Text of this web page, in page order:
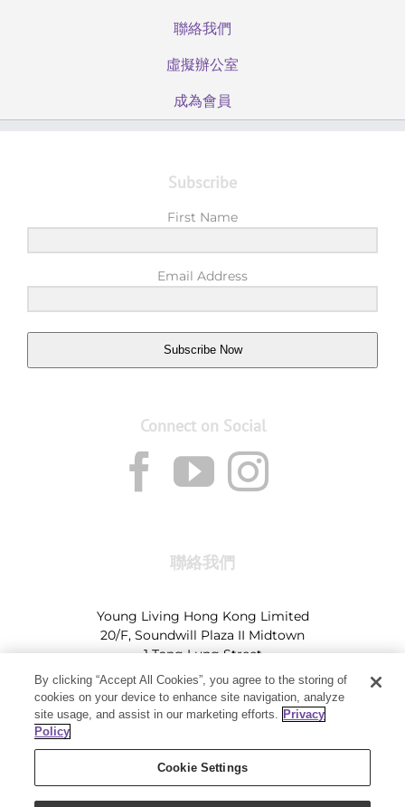
聯絡我們
虛擬辦公室
成為會員
Subscribe
First Name
Email Address
Subscribe Now
Connect on Social
聯絡我們
Young Living Hong Kong Limited
20/F, Soundwill Plaza II Midtown
1 Tang Lung Street
Causeway Bay, Hong Kong (Exit A, Causeway Bay
Station)
Tel:
+852-2897-5600ΙHK@youngliving.com
Tel: 852-8009-62863ΙMacau@youngliving.com
By clicking “Accept All Cookies”, you agree to the storing of
cookies on your device to enhance site navigation, analyze
site usage, and assist in our marketing efforts. Privacy
Policy
Cookie Settings